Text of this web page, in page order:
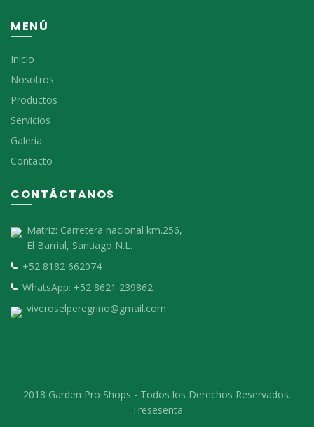
MENÚ
Inicio
Nosotros
Productos
Servicios
Galería
Contacto
CONTÁCTANOS
Matriz: Carretera nacional km.256,
El Barrial, Santiago N.L.
+52 8182 662074
WhatsApp: +52 8621 239862
viveroselperegrino@gmail.com
2018 Garden Pro Shops - Todos los Derechos Reservados.
Tresesenta